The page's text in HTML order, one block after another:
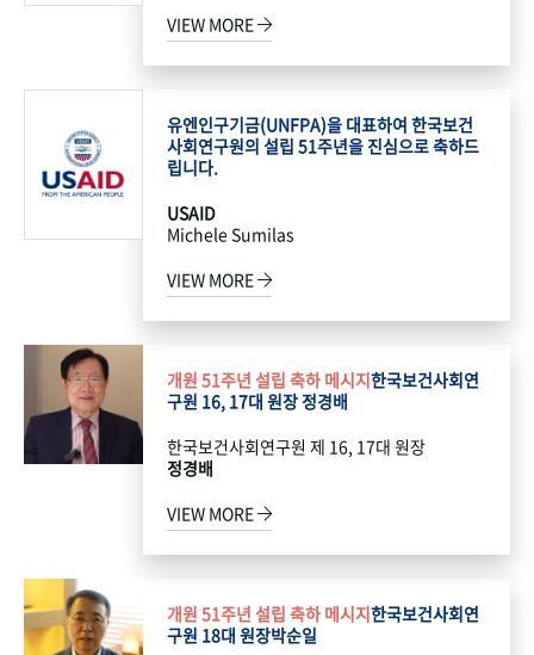
VIEW MORE
유엔인구기금(UNFPA)을 대표하여 한국보건
사회연구원의 설립 51주년을 진심으로 축하드
립니다.
USAID
Michele Sumilas
VIEW MORE
개원 51주년 설립 축하 메시지한국보건사회연
구원 16, 17대 원장 정경배
한국보건사회연구원 제 16, 17대 원장
정경배
VIEW MORE
개원 51주년 설립 축하 메시지한국보건사회연
구원 18대 원장박순일